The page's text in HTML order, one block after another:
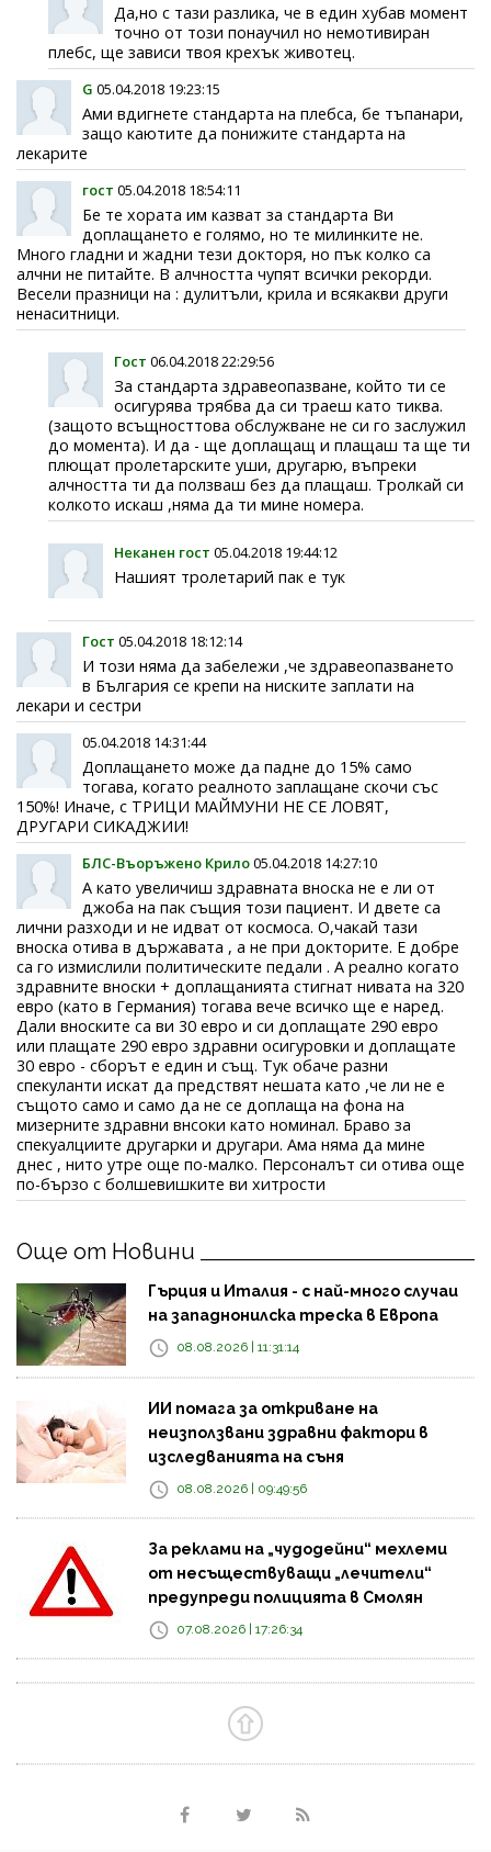
Да,но с тази разлика, че в един хубав момент
точно от този понаучил но немотивиран
плебс, ще зависи твоя крехък животец.
G 05.04.2018 19:23:15
Ами вдигнете стандарта на плебса, бе тъпанари,
защо каютите да понижите стандарта на
лекарите
гост 05.04.2018 18:54:11
Бе те хората им казват за стандарта Ви
доплащането е голямо, но те милинките не.
Много гладни и жадни тези докторя, но пък колко са
алчни не питайте. В алчността чупят всички рекорди.
Весели празници на : дулитъли, крила и всякакви други
ненаситници.
Гост 06.04.2018 22:29:56
За стандарта здравеопазване, който ти се
осигурява трябва да си траеш като тиква.
(защото всъщносттова обслужване не си го заслужил
до момента). И да - ще доплащащ и плащаш та ще ти
плющат пролетарските уши, другарю, въпреки
алчността ти да ползваш без да плащаш. Тролкай си
колкото искаш ,няма да ти мине номера.
Неканен гост 05.04.2018 19:44:12
Нашият тролетарий пак е тук
Гост 05.04.2018 18:12:14
И този няма да забележи ,че здравеопазването
в България се крепи на ниските заплати на
лекари и сестри
05.04.2018 14:31:44
Доплащането може да падне до 15% само
тогава, когато реалното заплащане скочи със
150%! Иначе, с ТРИЦИ МАЙМУНИ НЕ СЕ ЛОВЯТ,
ДРУГАРИ СИКАДЖИИ!
БЛС-Въоръжено Крило05.04.2018 14:27:10
А като увеличиш здравната вноска не е ли от
джоба на пак същия този пациент. И двете са
лични разходи и не идват от космоса. О,чакай тази
вноска отива в държавата , а не при докторите. Е добре
са го измислили политическите педали . А реално когато
здравните вноски + доплащанията стигнат нивата на 320
евро (като в Германия) тогава вече всичко ще е наред.
Дали вноските са ви 30 евро и си доплащате 290 евро
или плащате 290 евро здравни осигуровки и доплащате
30 евро - сборът е един и същ. Тук обаче разни
спекуланти искат да предствят нешата като ,че ли не е
същото само и само да не се доплаща на фона на
мизерните здравни внсоки като номинал. Браво за
спекуалциите другарки и другари. Ама няма да мине
днес , нито утре още по-малко. Персоналът си отива още
по-бързо с болшевишките ви хитрости
Още от Новини
Гърция и Италия - с най-много случаи
на западнонилска треска в Европа
08.08.2026 | 11:31:14
ИИ помага за откриване на
неизползвани здравни фактори в
изследванията на съня
08.08.2026 | 09:49:56
За реклами на „чудодейни“ мехлеми
от несъществуващи „лечители“
предупреди полицията в Смолян
07.08.2026 | 17:26:34